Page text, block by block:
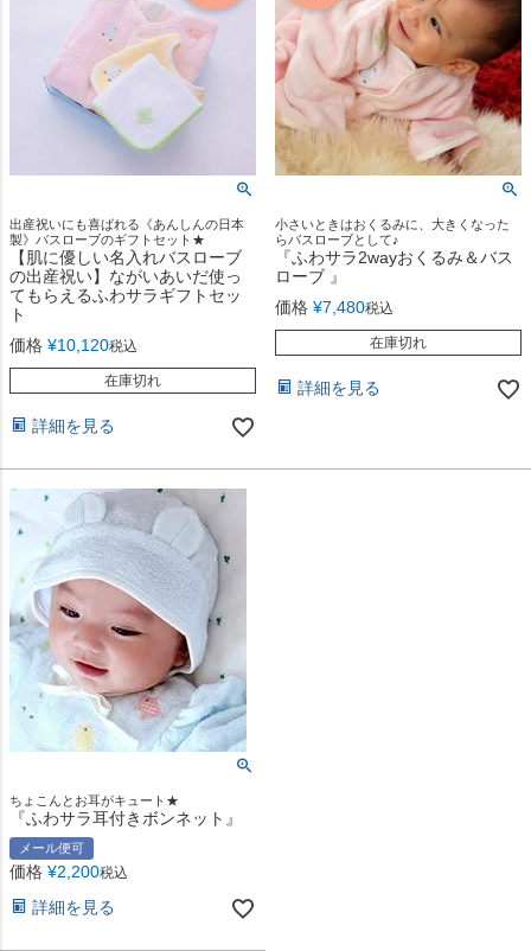
出産祝いにも喜ばれる《あんしんの日本
製》バスローブのギフトセット★
【肌に優しい名入れバスローブ
の出産祝い】ながいあいだ使っ
てもらえるふわサラギフトセッ
ト
価格 ¥10,120税込
在庫切れ
詳細を見る
小さいときはおくるみに、大きくなった
らバスローブとして♪
『ふわサラ2wayおくるみ＆バス
ローブ 』
価格 ¥7,480税込
在庫切れ
詳細を見る
ちょこんとお耳がキュート★
『ふわサラ耳付きボンネット』
メール便可
価格 ¥2,200税込
詳細を見る